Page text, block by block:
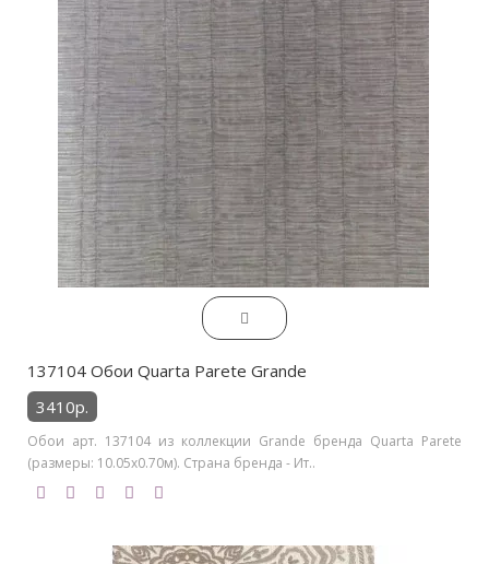
137104 Обои Quarta Parete Grande
3410р.
Обои арт. 137104 из коллекции Grande бренда Quarta Parete
(размеры: 10.05х0.70м). Страна бренда - Ит..